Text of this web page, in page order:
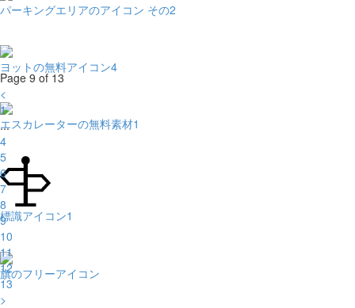
パーキングエリアのアイコン その2
ヨットの無料アイコン4
エスカレーターの無料素材1
標識アイコン1
旗のフリーアイコン
Page 9 of 13
<
1
...
4
5
6
7
8
9
10
11
12
13
>